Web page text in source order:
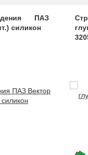
ПАЗ
силикон